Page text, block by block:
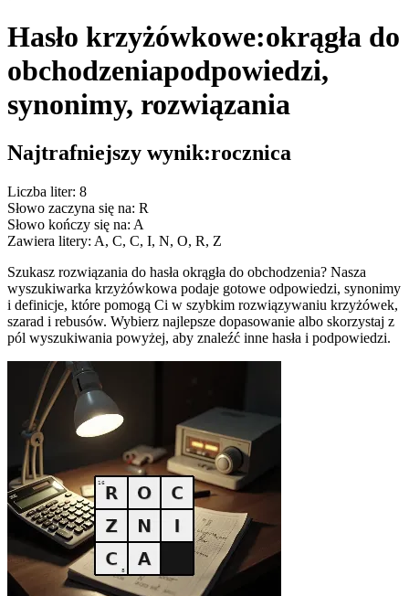
Hasło krzyżówkowe:okrągła do
obchodzeniapodpowiedzi,
synonimy, rozwiązania
Najtrafniejszy wynik:rocznica
Liczba liter: 8
Słowo zaczyna się na: R
Słowo kończy się na: A
Zawiera litery: A, C, C, I, N, O, R, Z
Szukasz rozwiązania do hasła okrągła do obchodzenia? Nasza
wyszukiwarka krzyżówkowa podaje gotowe odpowiedzi, synonimy
i definicje, które pomogą Ci w szybkim rozwiązywaniu krzyżówek,
szarad i rebusów. Wybierz najlepsze dopasowanie albo skorzystaj z
pól wyszukiwania powyżej, aby znaleźć inne hasła i podpowiedzi.